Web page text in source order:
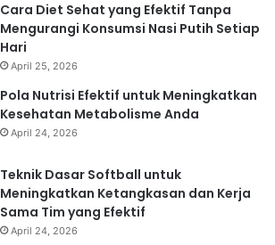
Cara Diet Sehat yang Efektif Tanpa
Mengurangi Konsumsi Nasi Putih Setiap
Hari
April 25, 2026
Pola Nutrisi Efektif untuk Meningkatkan
Kesehatan Metabolisme Anda
April 24, 2026
Teknik Dasar Softball untuk
Meningkatkan Ketangkasan dan Kerja
Sama Tim yang Efektif
April 24, 2026